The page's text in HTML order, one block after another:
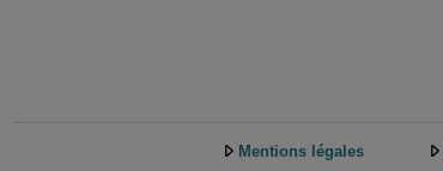
Mentions légales